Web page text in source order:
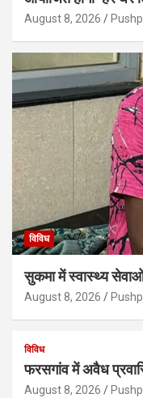
August 8, 2026
विविध
सुकमा में स्वास्थ्य
August 8, 2026
विविध
फरसगांव में अवैध
August 8, 2026